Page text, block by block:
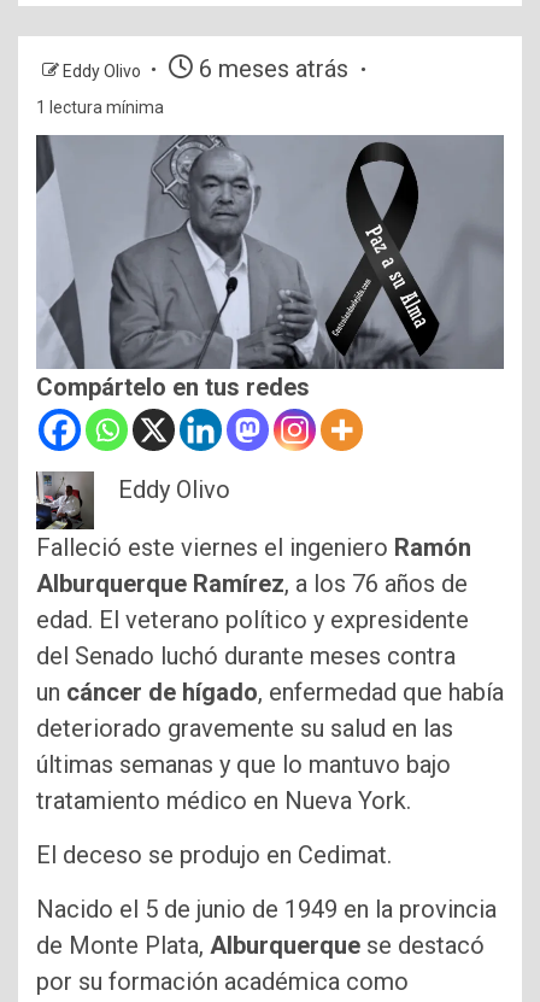
Eddy Olivo 6 meses atrás
1 lectura mínima
Compártelo en tus redes
Eddy Olivo
Falleció este viernes el ingeniero Ramón
Alburquerque Ramírez, a los 76 años de
edad. El veterano político y expresidente
del Senado luchó durante meses contra
un cáncer de hígado, enfermedad que había
deteriorado gravemente su salud en las
últimas semanas y que lo mantuvo bajo
tratamiento médico en Nueva York.
El deceso se produjo en Cedimat.
Nacido el 5 de junio de 1949 en la provincia
de Monte Plata, Alburquerque se destacó
por su formación académica como